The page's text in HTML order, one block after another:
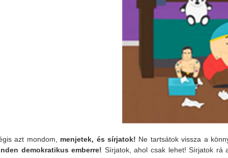
azt mondom, menjetek, és sírjatok! Ne tartsátok vissza a
demokratikus emberre! Sírjatok, ahol csak lehet! Sírjatok rá